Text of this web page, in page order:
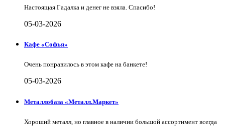
Настоящая Гадалка и денег не взяла. Спасибо!
05-03-2026
Кафе «Софья»
Очень понравилось в этом кафе на банкете!
05-03-2026
Металлобаза «Металл.Маркет»
Хороший металл, но главное в наличии большой ассортимент всегда